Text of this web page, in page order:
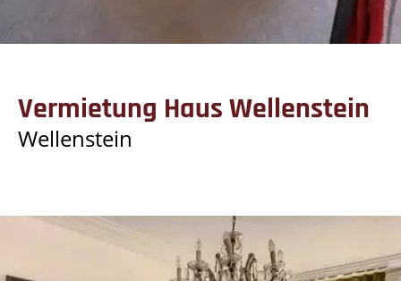
Vermietung Haus Wellenstein
Wellenstein